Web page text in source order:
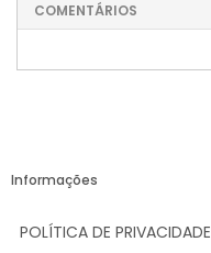
COMENTÁRIOS
Informações
POLÍTICA DE PRIVACIDADE